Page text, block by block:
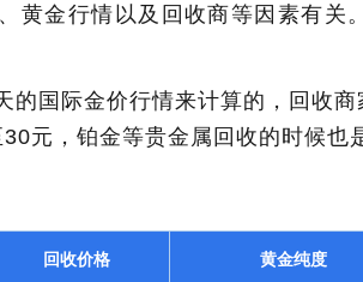
黄金行情以及回收商等因素有关
的国际金价行情来计算的，回收
元，铂金等贵金属回收的时候也
回收价格 黄金纯度